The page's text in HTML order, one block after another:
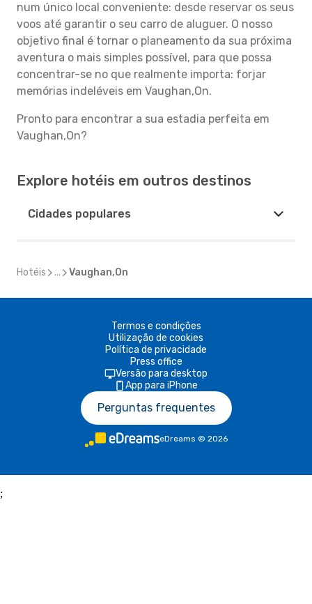
num único local conveniente: desde reservar os seus
voos até garantir o seu carro de aluguer. O nosso
objetivo final é tornar o planeamento da sua próxima
aventura o mais simples possível, para que possa
concentrar-se no que realmente importa: forjar
memórias indeléveis em Vaughan,On.
Pronto para encontrar a sua estadia perfeita em
Vaughan,On?
Explore hotéis em outros destinos
Cidades populares
Hotéis ... Vaughan,On
Termos e condições
Utilização de cookies
Política de privacidade
Press office
Versão para desktop
App para iPhone
Perguntas frequentes
eDreams © 2026
;